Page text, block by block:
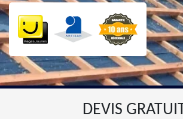
DEVIS GRATUIT